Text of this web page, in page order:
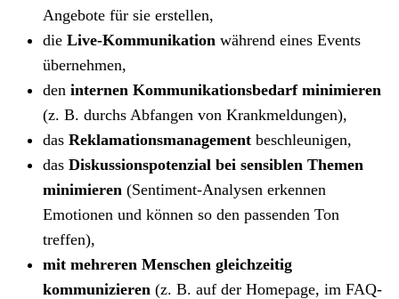
Angebote für sie erstellen,
die Live-Kommunikation während eines Events
übernehmen,
den internen Kommunikationsbedarf minimieren
(z. B. durchs Abfangen von Krankmeldungen),
das Reklamationsmanagement beschleunigen,
das Diskussionspotenzial bei sensiblen Themen
minimieren (Sentiment-Analysen erkennen
Emotionen und können so den passenden Ton
treffen),
mit mehreren Menschen gleichzeitig
kommunizieren (z. B. auf der Homepage, im FAQ-